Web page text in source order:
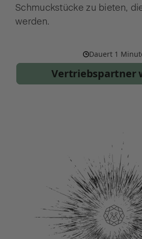
Schmuckstücke zu bieten,
werden.